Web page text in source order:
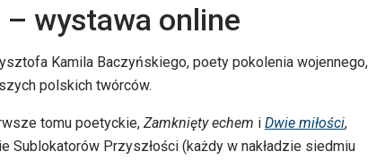
wystawa online
Kamila Baczyńskiego, poety pokolenia wojennego,
polskich twórców.
tomu poetyckie, Zamknięty echem i Dwie miłości,
Sublokatorów Przyszłości (każdy w nakładzie siedmiu